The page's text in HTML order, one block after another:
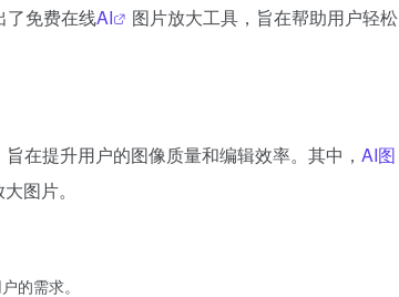
了免费在线AI
图片放大工具，旨在帮助用户轻松
在提升用户的图像质量和编辑效率。其中， AI图
图片。
的需求。